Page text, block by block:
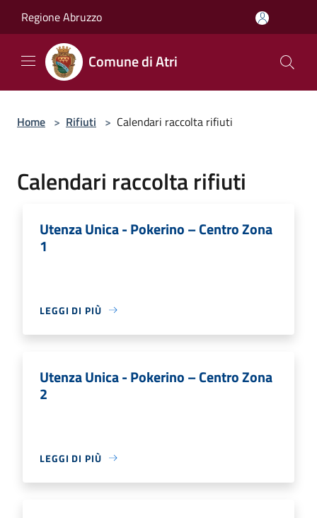
Regione Abruzzo
Comune di Atri
Home > Rifiuti > Calendari raccolta rifiuti
Calendari raccolta rifiuti
Utenza Unica - Pokerino – Centro Zona
1
LEGGI DI PIÙ
Utenza Unica - Pokerino – Centro Zona
2
LEGGI DI PIÙ